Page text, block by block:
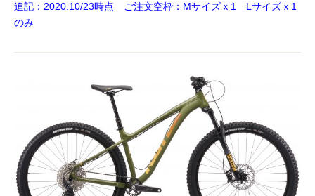
追記：2020.10/23時点 ご注文空枠：Mサイズｘ1 Lサイズｘ1
のみ